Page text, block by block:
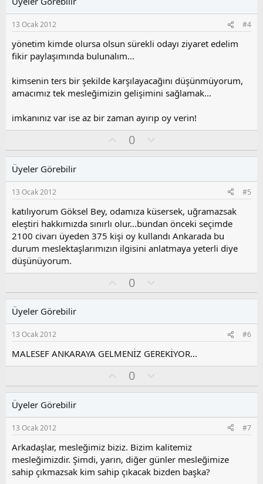
s
u
z
l
a
13 Ocak 2012 #4
yönetim kimde olursa olsun sürekli odayı ziyaret edelim
fikir paylaşımında bulunalım...
kimsenin ters bir şekilde karşılayacağını düşünmüyorum,
amacımız tek mesleğimizin gelişimini sağlamak...
imkanınız var ise az bir zaman ayırıp oy verin!
y
0
l
s
u
z
o
y
l
a
Üyeler Görebilir
13 Ocak 2012 #5
katılıyorum Göksel Bey, odamıza küsersek, uğramazsak
eleştiri hakkımızda sınırlı olur...bundan önceki seçimde
2100 civarı üyeden 375 kişi oy kullandı Ankarada bu
durum meslektaşlarımızın ilgisini anlatmaya yeterli diye
düşünüyorum.
y
0
l
s
u
z
o
l
Üyeler Görebilir
13 Ocak 2012 #6
MALESEF ANKARAYA GELMENİZ GEREKİYOR...
y
0
l
s
u
z
o
y
Üyeler Görebilir
13 Ocak 2012 #7
Arkadaşlar, mesleğimiz biziz. Bizim kalitemiz
mesleğimizdir. Şimdi, yarın, diğer günler mesleğimize
sahip çıkmazsak kim sahip çıkacak bizden başka?